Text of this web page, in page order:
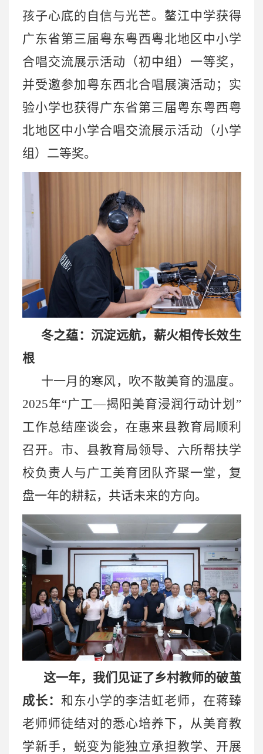
孩子心底的自信与光芒。鳌江中学获得
广东省第三届粤东粤西粤北地区中小学
合唱交流展示活动（初中组）一等奖，
并受邀参加粤东西北合唱展演活动；实
验小学也获得广东省第三届粤东粤西粤
北地区中小学合唱交流展示活动（小学
组）二等奖。
冬之蕴：沉淀远航，薪火相传长效生
根
十一月的寒风，吹不散美育的温度。
2025年“广工—揭阳美育浸润行动计划”
工作总结座谈会，在惠来县教育局顺利
召开。市、县教育局领导、六所帮扶学
校负责人与广工美育团队齐聚一堂，复
盘一年的耕耘，共话未来的方向。
这一年，我们见证了乡村教师的破茧
成长： 和东小学的李洁虹老师，在蒋臻
老师师徒结对的悉心培养下，从美育教
学新手，蜕变为能独立承担教学、开展